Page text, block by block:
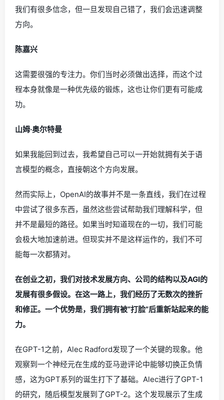
我们有很多信念，但一旦发现自己错了，我们会迅速调整
方向。
陈嘉兴
这需要很强的专注力。你们当时必须做出选择，而这个过
程本身就像是一种优先级的锻炼，这也让你们更有可能成
功。
山姆·奥尔特曼
如果我能回到过去，我希望自己可以一开始就拥有关于语
言模型的概念，直接朝这个方向发展。
然而实际上，OpenAI的故事并不是一条直线，我们在过程
中尝试了很多东西，虽然这些尝试帮助我们理解科学，但
并不是最短的路径。如果当时知道现在的一切，我们可能
会极大地加速前进。但现实并不是这样运作的，我们不可
能每一次都猜对。
在创业之初，我们对技术发展方向、公司的结构以及AGI的
发展有很多假设。在这一路上，我们经历了无数次的挫折
和修正。一个优势是，我们拥有被“打脸”后重新站起来的能
力。
在GPT-1之前，Alec Radford发现了一个关键的现象。他
观察到一个神经元在生成的亚马逊评论中能够切换正负情
感，这为GPT系列的诞生打下了基础。Alec进行了GPT-1
的研究，随后模型发展到了GPT-2。这个发现展示了生成